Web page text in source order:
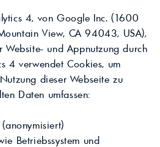
4, von Google Inc. (1600
View, CA 94043, USA),
Website- und Appnutzung durch
4 verwendet Cookies, um
dieser Webseite zu
Daten umfassen:
Betriebssystem und